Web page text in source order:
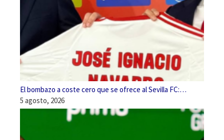
El bombazo a coste cero que se ofrece al Sevilla FC:…
5 agosto, 2026